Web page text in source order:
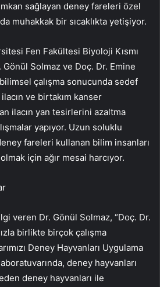
sağlayan deney fareleri özel
muhakkak bir sıcaklıkta yetişiyor.
Fen Fakültesi Biyoloji Kısmı
Gönül Solmaz ve Doç. Dr. Emine
bilimsel çalışma sonucunda sedef
ilacın ve birtakım kanser
ilacın yan tesirlerini azaltma
yapıyor. Uzun soluklu
fareleri kullanan bilim insanları
için ağır mesai harcıyor.
veren Dr. Gönül Solmaz, “Doç. Dr.
birlikte birçok çalışma
Deney Hayvanları Uygulama
deney hayvanları
deney hayvanları ile